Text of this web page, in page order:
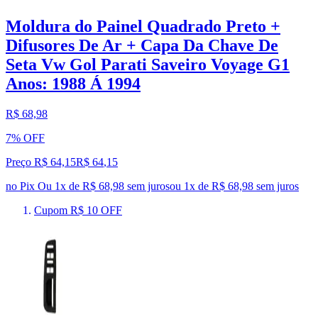
Moldura do Painel Quadrado Preto +
Difusores De Ar + Capa Da Chave De
Seta Vw Gol Parati Saveiro Voyage G1
Anos: 1988 Á 1994
R$ 68,98
7% OFF
Preço R$ 64,15R$ 64,15
no Pix Ou 1x de R$ 68,98 sem jurosou 1x de R$ 68,98 sem juros
Cupom R$ 10 OFF